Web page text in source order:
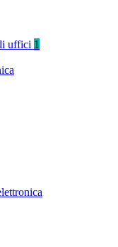
uffici 1